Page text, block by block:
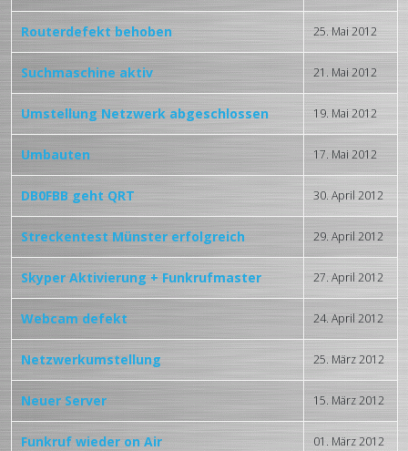
Routerdefekt behoben 25. Mai 2012
Suchmaschine aktiv 21. Mai 2012
Umstellung Netzwerk abgeschlossen 19. Mai 2012
Umbauten 17. Mai 2012
DB0FBB geht QRT 30. April 2012
Streckentest Münster erfolgreich 29. April 2012
Skyper Aktivierung + Funkrufmaster 27. April 2012
Webcam defekt 24. April 2012
Netzwerkumstellung 25. März 2012
Neuer Server 15. März 2012
Funkruf wieder on Air 01. März 2012